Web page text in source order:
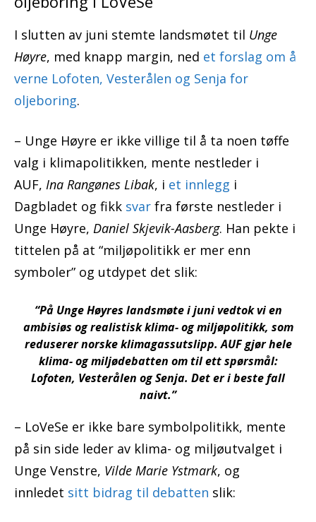
I slutten av juni stemte landsmøtet til Unge
Høyre, med knapp margin, ned et forslag om å
verne Lofoten, Vesterålen og Senja for
oljeboring.
– Unge Høyre er ikke villige til å ta noen tøffe
valg i klimapolitikken, mente nestleder i
AUF, Ina Rangønes Libak, i et innlegg i
Dagbladet og fikk svar fra første nestleder i
Unge Høyre, Daniel Skjevik-Aasberg. Han pekte i
tittelen på at “miljøpolitikk er mer enn
symboler” og utdypet det slik:
“På Unge Høyres landsmøte i juni vedtok vi en
ambisiøs og realistisk klima- og miljøpolitikk, som
reduserer norske klimagassutslipp. AUF gjør hele
klima- og miljødebatten om til ett spørsmål:
Lofoten, Vesterålen og Senja. Det er i beste fall
naivt.”
– LoVeSe er ikke bare symbolpolitikk, mente
på sin side leder av klima- og miljøutvalget i
Unge Venstre, Vilde Marie Ystmark, og
innledet sitt bidrag til debatten slik: